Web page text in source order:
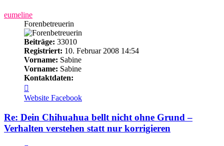
eumeline
Forenbetreuerin
Beiträge: 33010
Registriert: 10. Februar 2008 14:54
Vorname: Sabine
Vorname: Sabine
Kontaktdaten:
von
eumeline
Website Facebook
Re: Dein Chihuahua bellt nicht ohne Grund –
Verhalten verstehen statt nur korrigieren